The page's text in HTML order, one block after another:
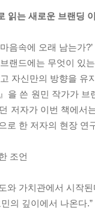
읽는 새로운 브랜딩
음속에 오래 남는가?’
랜드에는 무엇이 있는
자신만의 방향을 유
을 쓴 원민 작가가
저자가 이번 책에서
로 한 저자의 현장 연
조언
와 가치관에서 시작
의 깊이에서 나온다.”